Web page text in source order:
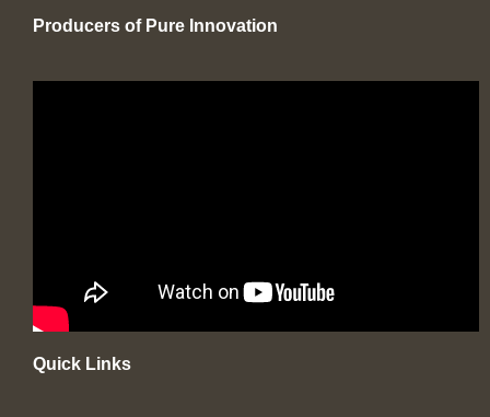
Producers of Pure Innovation
Quick Links